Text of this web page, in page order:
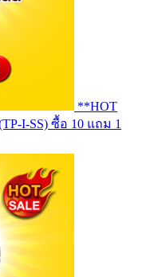
**HOT
I-SS) ซื้อ 10 แถม 1